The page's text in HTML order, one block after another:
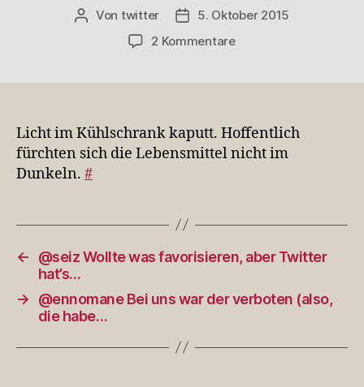
Beitragsautor
Von twitter Veröffentlichungsdatum
5. Oktober 2015
2 Kommentarezu
Hoffentlich
fürchten…
Licht im Kühlschrank kaputt. Hoffentlich
fürchten sich die Lebensmittel nicht im
Dunkeln. #
←
@seiz Wollte was favorisieren, aber Twitter
hat’s…
→
@ennomane Bei uns war der verboten (also,
die habe…